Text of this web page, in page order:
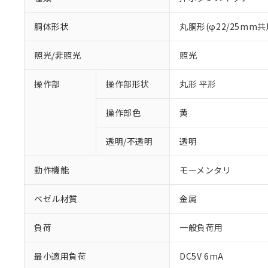
胴体形状 丸胴形(φ22/25mm共
照光/非照光 照光
操作部 操作部形状 丸形 平形
操作部色 黄
透明/不透明 透明
動作機能 モーメンタリ
ベゼル材質 金属
負荷 一般負荷用
最小適用負荷 DC5V 6mA
※1 対応状況